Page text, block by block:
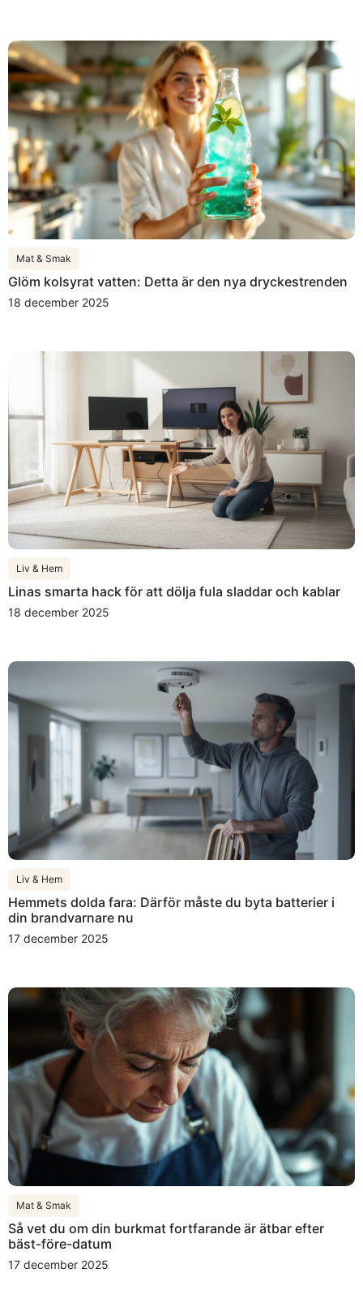
Mat & Smak
Glöm kolsyrat vatten: Detta är den nya dryckestrenden
18 december 2025
Liv & Hem
Linas smarta hack för att dölja fula sladdar och kablar
18 december 2025
Liv & Hem
Hemmets dolda fara: Därför måste du byta batterier i
din brandvarnare nu
17 december 2025
Mat & Smak
Så vet du om din burkmat fortfarande är ätbar efter
bäst-före-datum
17 december 2025